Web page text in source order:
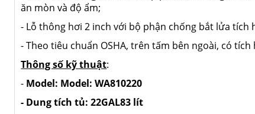
ăn mòn và độ ẩm;
- Lỗ thông hơi 2 inch với bộ phận chống bắt lửa tích
- Theo tiêu chuẩn OSHA, trên tấm bên ngoài, có
Thông số kỹ thuật:
- Model: Model: WA810220
- Dung tích tủ: 22GAL83 lít